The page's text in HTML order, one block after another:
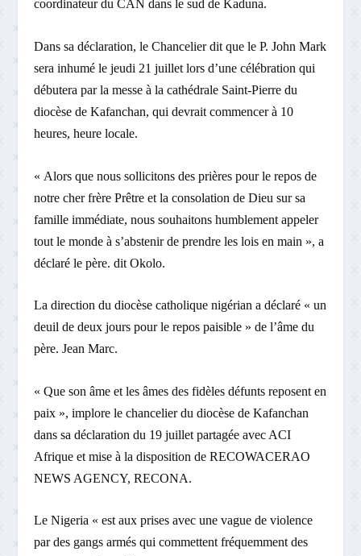
coordinateur du CAN dans le sud de Kaduna.
Dans sa déclaration, le Chancelier dit que le P. John Mark
sera inhumé le jeudi 21 juillet lors d’une célébration qui
débutera par la messe à la cathédrale Saint-Pierre du
diocèse de Kafanchan, qui devrait commencer à 10
heures, heure locale.
« Alors que nous sollicitons des prières pour le repos de
notre cher frère Prêtre et la consolation de Dieu sur sa
famille immédiate, nous souhaitons humblement appeler
tout le monde à s’abstenir de prendre les lois en main », a
déclaré le père. dit Okolo.
La direction du diocèse catholique nigérian a déclaré « un
deuil de deux jours pour le repos paisible » de l’âme du
père. Jean Marc.
« Que son âme et les âmes des fidèles défunts reposent en
paix », implore le chancelier du diocèse de Kafanchan
dans sa déclaration du 19 juillet partagée avec ACI
Afrique et mise à la disposition de RECOWACERAO
NEWS AGENCY, RECONA.
Le Nigeria « est aux prises avec une vague de violence
par des gangs armés qui commettent fréquemment des